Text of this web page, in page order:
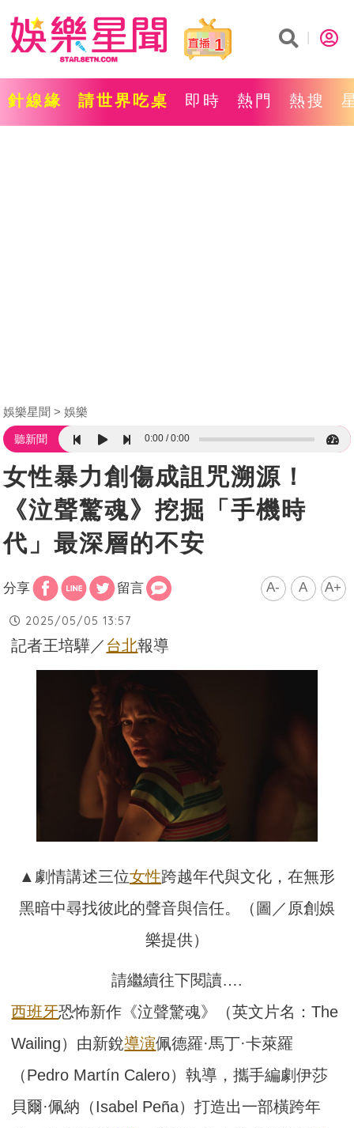
1
針線緣 請世界吃桌 即時 熱門 熱搜
娛樂星聞 娛樂
聽新聞 0:00 0:00
女性暴力創傷成詛咒溯源！
《泣聲驚魂》挖掘「手機時
代」最深層的不安
分享 留言 A- A A+
2025/05/05 13:57
記者王培驊／台北報導
▲劇情講述三位女性跨越年代與文化，在無形
黑暗中尋找彼此的聲音與信任。（圖／原創娛
樂提供）
請繼續往下閱讀….
西班牙恐怖新作《泣聲驚魂》（英文片名：The
Wailing）由新銳導演佩德羅·馬丁·卡萊羅
（Pedro Martín Calero）執導，攜手編劇伊莎
貝爾·佩納（Isabel Peña）打造出一部橫跨年